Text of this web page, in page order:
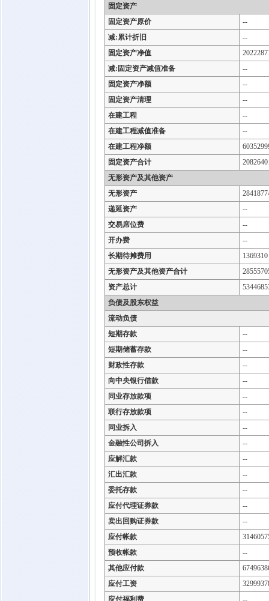
固定资产
固定资产原价
--
减:累计折旧
--
固定资产净值
减:固定资产减值准备
--
固定资产净额
--
固定资产清理
--
在建工程
--
在建工程减值准备
--
在建工程净额
固定资产合计
无形资产及其他资产
无形资产
递延资产
--
交易席位费
--
开办费
--
长期待摊费用
1369310
无形资产及其他资产合计
资产总计
负债及股东权益
流动负债
短期存款
--
短期储蓄存款
--
财政性存款
--
向中央银行借款
--
同业存放款项
--
联行存放款项
--
同业拆入
--
金融性公司拆入
--
应解汇款
--
汇出汇款
--
委托存款
--
应付代理证券款
--
卖出回购证券款
--
应付帐款
预收帐款
--
其他应付款
应付工资
应付福利费
--